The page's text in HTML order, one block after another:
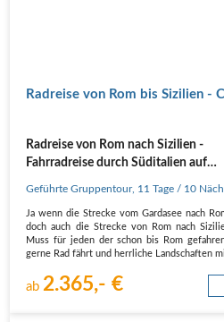
Radreise von Rom bis Sizilien -
Radreise von Rom nach Sizilien -
Fahrradreise durch Süditalien auf
Geführte Gruppentour, 11 Tage / 10
Ja wenn die Strecke vom Gardasee nach
doch auch die Strecke von Rom nach
Muss für jeden der schon bis Rom
gerne Rad fährt und herrliche Landschaften
ab2.365,- €